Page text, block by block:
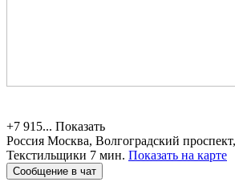
+7 915... Показать
Россия Москва, Волгоградский
Текстильщики 7 мин. Показать на карте
Сообщение в чат